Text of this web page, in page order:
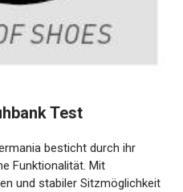
Test
besticht durch ihr
Funktionalität. Mit
und stabiler Sitzmöglichkeit